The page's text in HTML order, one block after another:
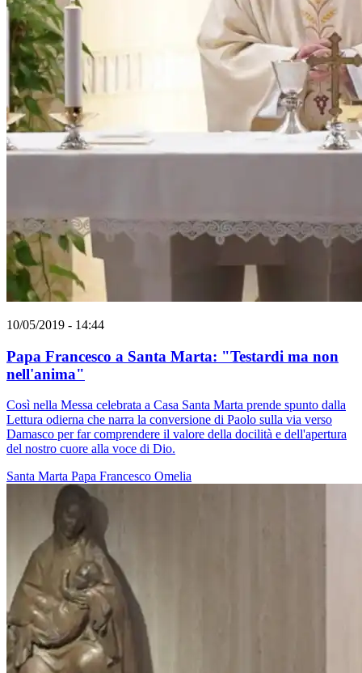
10/05/2019 - 14:44
Papa Francesco a Santa Marta: "Testardi ma non
nell'anima"
Così nella Messa celebrata a Casa Santa Marta prende spunto dalla
Lettura odierna che narra la conversione di Paolo sulla via verso
Damasco per far comprendere il valore della docilità e dell'apertura
del nostro cuore alla voce di Dio.
Santa Marta Papa Francesco Omelia